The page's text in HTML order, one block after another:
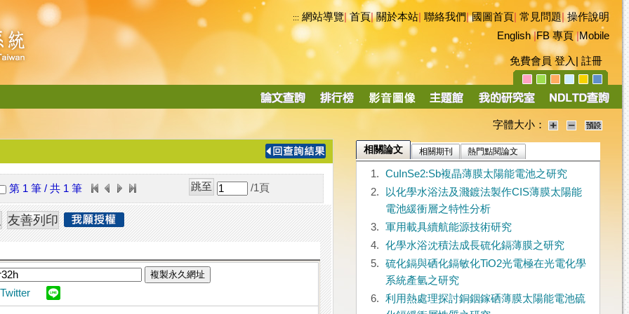
::: 網站導覽|首頁|關於本站 聯絡我們|國圖首頁 常見問題|操作說明
English|FB 專頁|Mobile
免費會員 登入 註冊
導
字體大小：
第 1 筆 / 共 1 筆 /1 頁
複製永久網址
Twitter
相關論文 相關期刊 熱門點閱論文
1.
CuInSe2:Sb複晶薄膜太陽能電池之研究
2.
以化學水浴法及濺鍍法製作CIS薄膜太陽能
電池緩衝層之特性分析
3.
軍用載具續航能源技術研究
4.
化學水浴沈積法成長硫化鎘薄膜之研究
5.
硫化鎘與硒化鎘敏化TiO2光電極在光電化學
系統產氫之研究
6.
利用熱處理探討銅銦鎵硒薄膜太陽能電池硫